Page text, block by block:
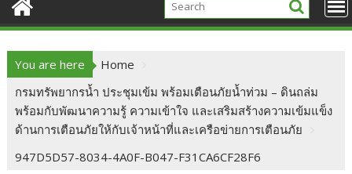
You are here
Home
กรมทรัพยากรน้ำ ประชุมเข้ม พร้อมเตือนภัยน้ำท่วม – ดินถล่ม
พร้อมกับพัฒนาความรู้ ความเข้าใจ และเสริมสร้างความเข้มแข็ง
ด้านการเตือนภัยให้กับเจ้าหน้าที่และเครือข่ายการเตือนภัย
947D5D57-8034-4A0F-B047-F31CA6CF28F6